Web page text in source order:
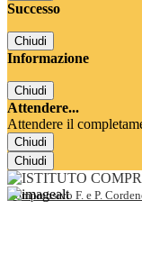
Successo
Chiudi
Informazione
Chiudi
Attendere...
Attendere il
Chiudi
Chiudi
Comprensivo F. e P.